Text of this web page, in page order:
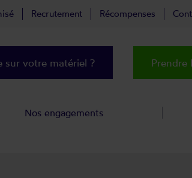
Recrutement Récompenses
sur votre matériel ? Prendre
Nos engagements